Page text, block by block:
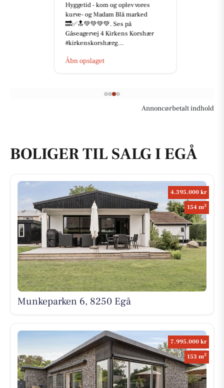
Hyggetid - kom og oplev vores
kurve- og Madam Blå marked
🔜✅🔝💚💚💚💚. Ses på
Gåseagervej 4 Kirkens Korshær
#kirkenskorshærg...
Åbn opslaget
Annoncørbetalt indhold
BOLIGER TIL SALG I EGÅ
4.395.000 kr
154 m2
Munkeparken 6, 8250 Egå
7.995.000 kr
153 m2